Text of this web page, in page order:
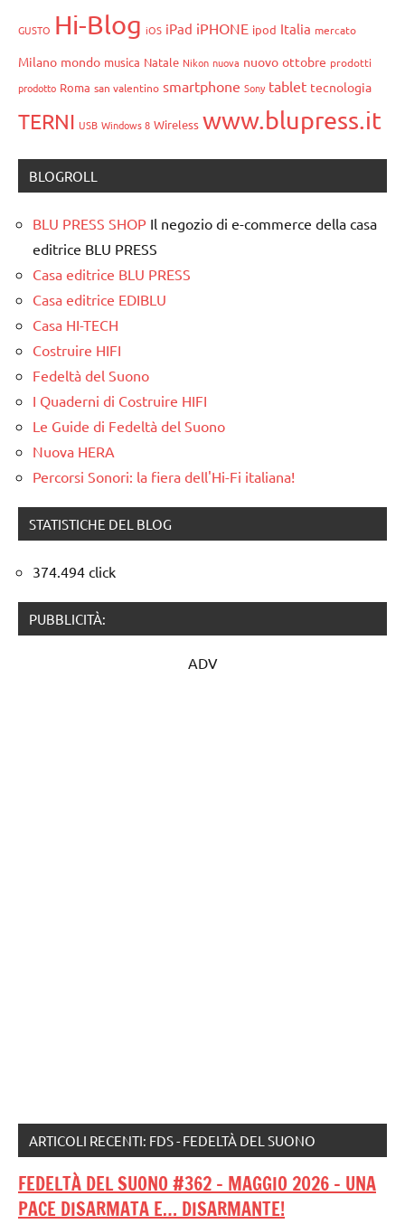
GUSTO Hi-Blog iOS iPad iPHONE ipod Italia mercato
Milano mondo musica Natale Nikon nuova nuovo ottobre prodotti
prodotto Roma san valentino smartphone Sony tablet tecnologia
TERNI USB Windows 8 Wireless www.blupress.it
BLOGROLL
BLU PRESS SHOP Il negozio di e-commerce della casa
editrice BLU PRESS
Casa editrice BLU PRESS
Casa editrice EDIBLU
Casa HI-TECH
Costruire HIFI
Fedeltà del Suono
I Quaderni di Costruire HIFI
Le Guide di Fedeltà del Suono
Nuova HERA
Percorsi Sonori: la fiera dell'Hi-Fi italiana!
STATISTICHE DEL BLOG
374.494 click
PUBBLICITÀ:
ADV
ARTICOLI RECENTI: FDS - FEDELTÀ DEL SUONO
FEDELTÀ DEL SUONO #362 – MAGGIO 2026 – UNA
PACE DISARMATA E… DISARMANTE!